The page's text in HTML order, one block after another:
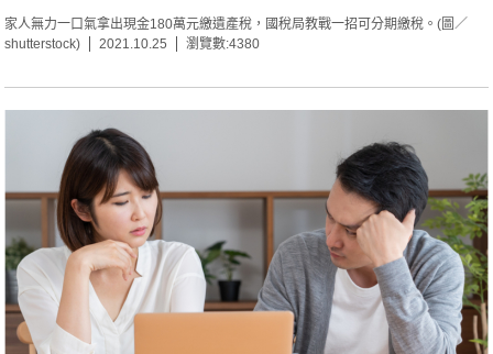
家人無力一口氣拿出現金180萬元繳遺產稅，國稅局教戰一招可分期繳稅。(圖／
shutterstock)
2021.10.25 瀏覽數:4380